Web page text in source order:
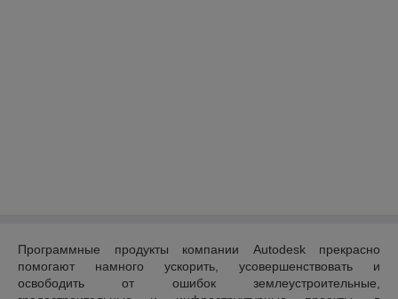
Программные продукты компании Autodesk прекрасно
помогают намного ускорить, усовершенствовать и
освободить от ошибок землеустроительные,